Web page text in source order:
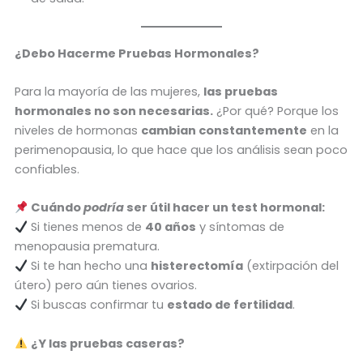
¿Debo Hacerme Pruebas Hormonales?
Para la mayoría de las mujeres, las pruebas
hormonales no son necesarias.¿Por qué? Porque los
niveles de hormonas cambian constantemente en la
perimenopausia, lo que hace que los análisis sean poco
confiables.
Cuándopodría ser útil hacer un test hormonal:
Si tienes menos de 40 años y síntomas de
menopausia prematura.
Si te han hecho una histerectomía (extirpación del
útero) pero aún tienes ovarios.
Si buscas confirmar tu estado de fertilidad.
¿Y las pruebas caseras?